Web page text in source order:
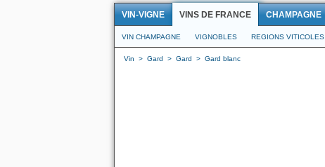
VIN-VIGNE VINS DE FRANCE CHAMPAGNE
VIN CHAMPAGNE VIGNOBLES REGIONS VITICOLES
Vin > Gard > Gard > Gard blanc